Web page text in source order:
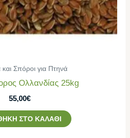
και Σπόροι για Πτηνά
Ολλανδίας 25kg
55,00€
ΣΤΟ ΚΑΛΆΘΙ